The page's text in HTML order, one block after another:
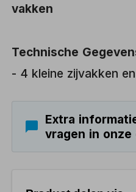
vakken
Technische
- 4 kleine zijvakken
Extra
vragen in onze